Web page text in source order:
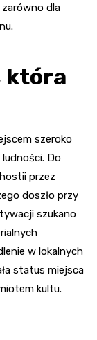
dla
która
szeroko
Do
przez
doszło przy
szukano
w lokalnych
status miejsca
kultu.